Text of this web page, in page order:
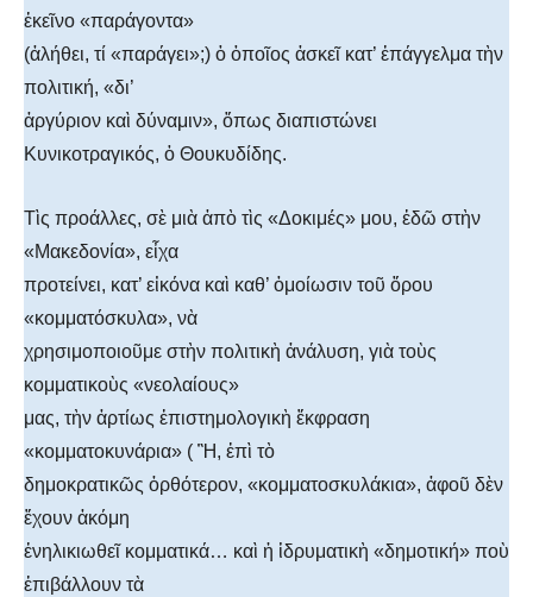
ἐκεῖνο «παράγοντα»
(ἀλήθει, τί «παράγει»;) ὁ ὁποῖος ἀσκεῖ κατ’ ἐπάγγελμα τὴν
πολιτική, «δι’
ἀργύριον καὶ δύναμιν», ὅπως διαπιστώνει
Κυνικοτραγικός, ὁ Θουκυδίδης.
Τὶς προάλλες, σὲ μιὰ ἀπὸ τὶς «Δοκιμές» μου, ἐδῶ στὴν
«Μακεδονία», εἶχα
προτείνει, κατ’ εἰκόνα καὶ καθ’ ὁμοίωσιν τοῦ ὅρου
«κομματόσκυλα», νὰ
χρησιμοποιοῦμε στὴν πολιτικὴ ἀνάλυση, γιὰ τοὺς
κομματικοὺς «νεολαίους»
μας, τὴν ἀρτίως ἐπιστημολογικὴ ἔκφραση
«κομματοκυνάρια» ( Ἢ, ἐπὶ τὸ
δημοκρατικῶς ὀρθότερον, «κομματοσκυλάκια», ἀφοῦ δὲν
ἔχουν ἀκόμη
ἐνηλικιωθεῖ κομματικά… καὶ ἡ ἱδρυματικὴ «δημοτική» ποὺ
ἐπιβάλλουν τὰ